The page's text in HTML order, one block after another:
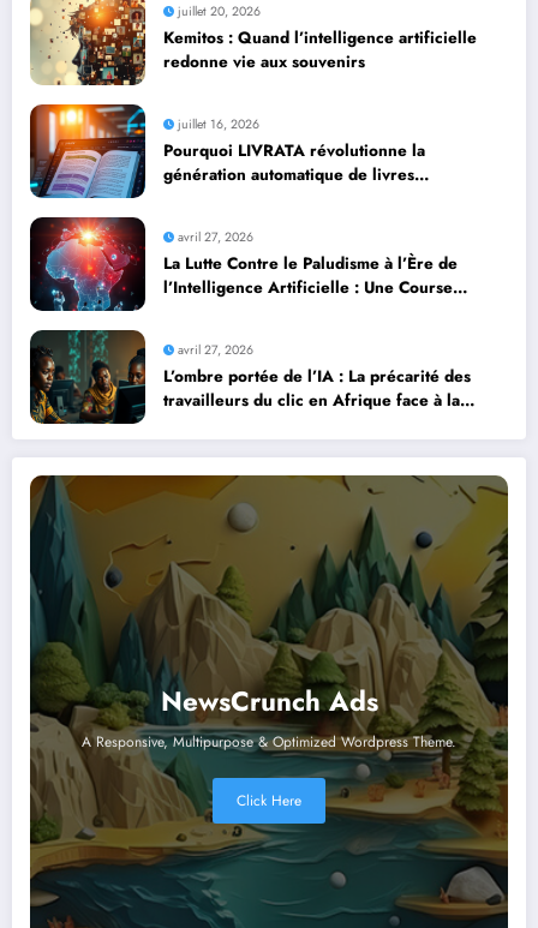
juillet 20, 2026
Kemitos : Quand l’intelligence artificielle
redonne vie aux souvenirs
juillet 16, 2026
Pourquoi LIVRATA révolutionne la
génération automatique de livres
avril 27, 2026
La Lutte Contre le Paludisme à l’Ère de
l’Intelligence Artificielle : Une Course
avril 27, 2026
L’ombre portée de l’IA : La précarité des
travailleurs du clic en Afrique face à la
NewsCrunch Ads
A Responsive, Multipurpose & Optimized Wordpress Theme.
Click Here